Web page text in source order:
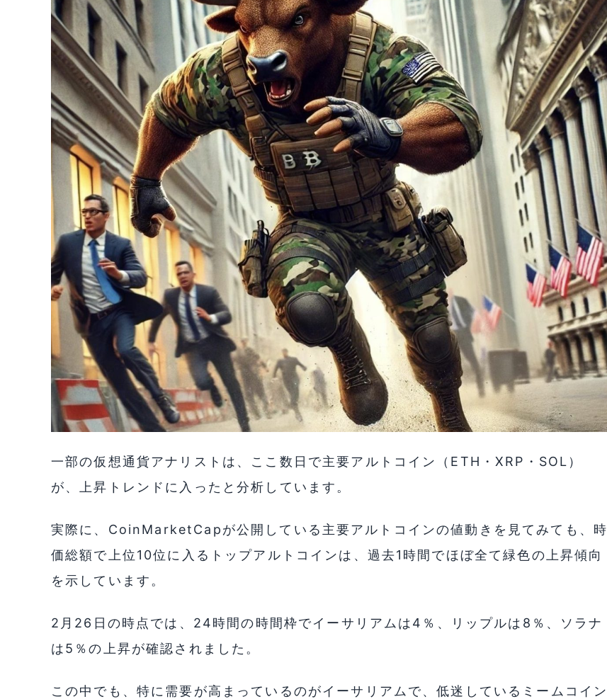
一部の仮想通貨アナリストは、ここ数日で主要アルトコイン（ETH・XRP・SOL）
が、上昇トレンドに入ったと分析しています。
実際に、CoinMarketCapが公開している主要アルトコインの値動きを見てみても、時
価総額で上位10位に入るトップアルトコインは、過去1時間でほぼ全て緑色の上昇傾向
を示しています。
2月26日の時点では、24時間の時間枠でイーサリアムは4％、リップルは8％、ソラナ
は5％の上昇が確認されました。
この中でも、特に需要が高まっているのがイーサリアムで、低迷しているミームコイン